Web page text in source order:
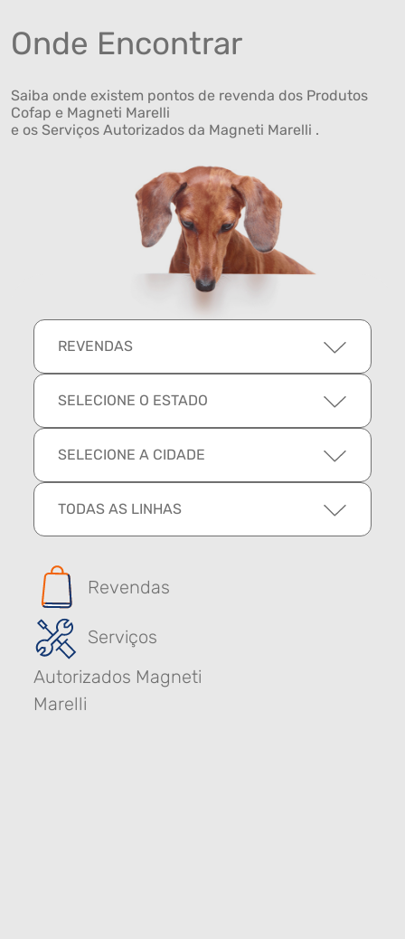
Onde Encontrar
Saiba onde existem pontos de revenda dos Produtos
Cofap e Magneti Marelli
e os Serviços Autorizados da Magneti Marelli .
REVENDAS
SELECIONE O ESTADO
SELECIONE A CIDADE
TODAS AS LINHAS
Revendas
Serviços
Autorizados Magneti
Marelli